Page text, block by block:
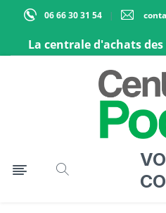
06 66 30 31 54
La centrale d'achats
Basculer la navigation
☰